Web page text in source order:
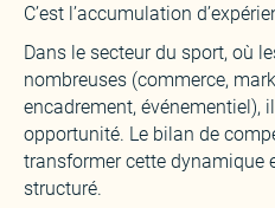
C’est l’accumulation
Dans le secteur du sport, où
nombreuses (commerce,
encadrement, événementiel),
opportunité. Le bilan de
transformer cette dynamique
structuré.